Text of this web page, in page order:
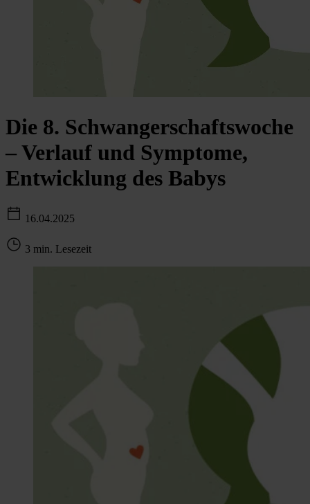
Die 8. Schwangerschaftswoche
– Verlauf und Symptome,
Entwicklung des Babys
16.04.2025
3 min. Lesezeit